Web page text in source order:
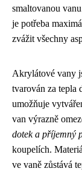
smaltovanou
je potřeba
zvážit všechny
Akrylátové vany
tvarován za tepla
umožňuje
van výrazně
dotek a příjemný
koupelích.
ve vaně zůstává